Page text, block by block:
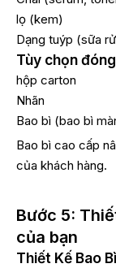
lọ (kem)
Dạng tuýp (sữa
Tùy chọn
hộp carton
Nhãn
Bao bì (bao bì
Bao bì cao cấp
của khách hàng.
Bước 5:
của bạn
Thiết Kế Bao Bì